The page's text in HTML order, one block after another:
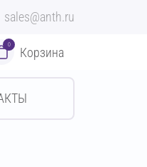
sales@anth.ru
0
Корзина